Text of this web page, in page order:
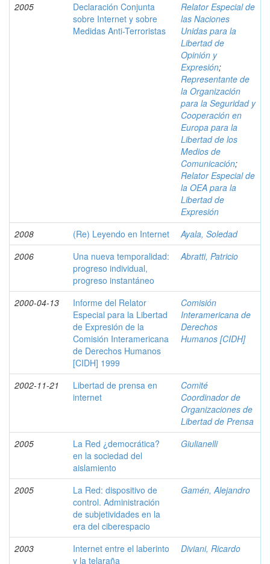
2005
Declaración Conjunta
sobre Internet y sobre
Medidas Anti-Terroristas
Relator Especial de
las Naciones
Unidas para la
Libertad de
Opinión y
Expresión;
Representante de
la Organización
para la Seguridad y
Cooperación en
Europa para la
Libertad de los
Medios de
Comunicación;
Relator Especial de
la OEA para la
Libertad de
Expresión
2008
(Re) Leyendo en Internet
Ayala, Soledad
2006
Una nueva temporalidad:
progreso individual,
progreso instantáneo
Abratti, Patricio
2000-04-13
Informe del Relator
Especial para la Libertad
de Expresión de la
Comisión Interamericana
de Derechos Humanos
[CIDH] 1999
Comisión
Interamericana de
Derechos
Humanos [CIDH]
2002-11-21
Libertad de prensa en
internet
Comité
Coordinador de
Organizaciones de
Libertad de Prensa
2005
La Red ¿democrática?
en la sociedad del
aislamiento
Giulianelli
2005
La Red: dispositivo de
control. Administración
de subjetividades en la
era del ciberespacio
Gamén, Alejandro
2003
Internet entre el laberinto
y la telaraña
Diviani, Ricardo